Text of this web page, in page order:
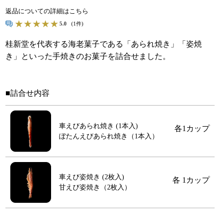
返品についての詳細はこちら
5.0 (1件)
桂新堂を代表する海老菓子である「あられ焼き」「姿焼
き」といった手焼きのお菓子を詰合せました。
■詰合せ内容
車えびあられ焼き (1本入)
ぼたんえびあられ焼き（1本入）
各1カップ
車えび姿焼き (2枚入)
甘えび姿焼き（2枚入）
各 1カップ